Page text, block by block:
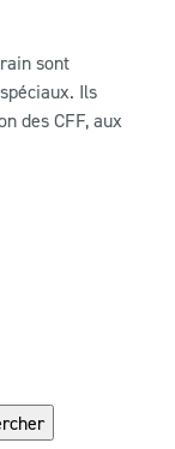
sont
Ils
des CFF, aux